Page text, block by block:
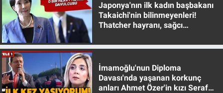
Japonya'nın ilk kadın başbakanı
Takaichi'nin bilinmeyenleri!
Thatcher hayranı, sağcı
İmamoğlu'nun Diploma
Davası'nda yaşanan korkunç
anları Ahmet Özer'in kızı Seraf